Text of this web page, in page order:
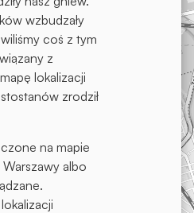
wzbudzały
coś z tym
z
lokalizacji
zrodził
na mapie
albo